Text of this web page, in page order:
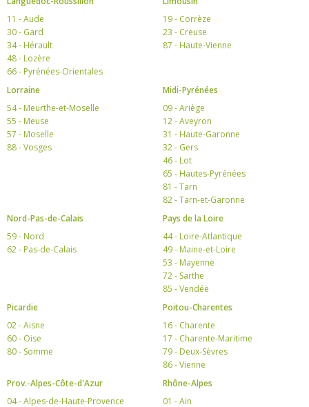
11 - Aude
30 - Gard
34 - Hérault
48 - Lozère
66 - Pyrénées-Orientales
19 - Corrèze
23 - Creuse
87 - Haute-Vienne
Lorraine
54 - Meurthe-et-Moselle
55 - Meuse
57 - Moselle
88 - Vosges
Midi-Pyrénées
09 - Ariège
12 - Aveyron
31 - Haute-Garonne
32 - Gers
46 - Lot
65 - Hautes-Pyrénées
81 - Tarn
82 - Tarn-et-Garonne
Nord-Pas-de-Calais
59 - Nord
62 - Pas-de-Calais
Pays de la Loire
44 - Loire-Atlantique
49 - Maine-et-Loire
53 - Mayenne
72 - Sarthe
85 - Vendée
Picardie
02 - Aisne
60 - Oise
80 - Somme
Poitou-Charentes
16 - Charente
17 - Charente-Maritime
79 - Deux-Sèvres
86 - Vienne
Prov.-Alpes-Côte-d'Azur
04 - Alpes-de-Haute-Provence
Rhône-Alpes
01 - Ain